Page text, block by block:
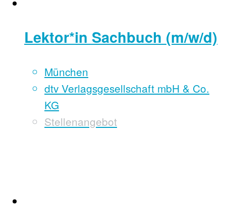
Lektor*in Sachbuch (m/w/d)
München
dtv Verlagsgesellschaft mbH & Co.
KG
Stellenangebot